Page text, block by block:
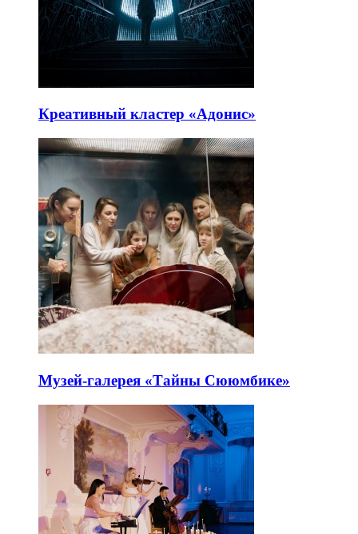
Креативный кластер «Адонис»
Музей-галерея «Тайны Сююмбике»